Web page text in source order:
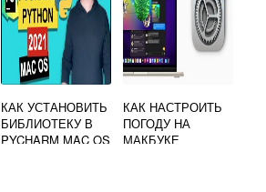
КАК УСТАНОВИТЬ
БИБЛИОТЕКУ В
PYCHARM MAC OS
КАК НАСТРОИТЬ
ПОГОДУ НА
МАКБУКЕ